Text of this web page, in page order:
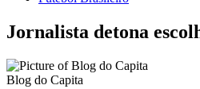
Jornalista detona
Blog do Capita